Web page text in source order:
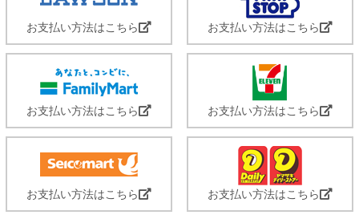
お支払い方法はこちら お支払い方法はこちら
お支払い方法はこちら お支払い方法はこちら
お支払い方法はこちら お支払い方法はこちら